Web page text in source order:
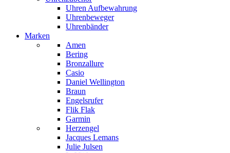
Uhren Aufbewahrung
Uhrenbeweger
Uhrenbänder
Marken
Amen
Bering
Bronzallure
Casio
Daniel Wellington
Braun
Engelsrufer
Flik Flak
Garmin
Herzengel
Jacques Lemans
Julie Julsen